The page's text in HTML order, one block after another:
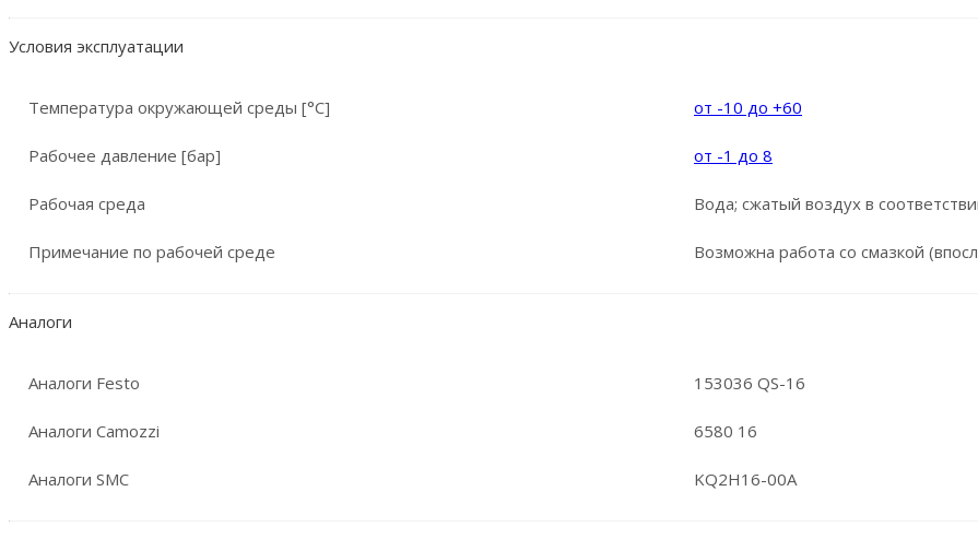
Условия эксплуатации
Температура окружающей среды [°C] от -10 до +60
Рабочее давление [бар] от -1 до 8
Рабочая среда Вода; сжатый воздух в
Примечание по рабочей среде Возможна работа со смазкой
Аналоги
Аналоги Festo 153036 QS-16
Аналоги Camozzi 6580 16
Аналоги SMC KQ2H16-00A